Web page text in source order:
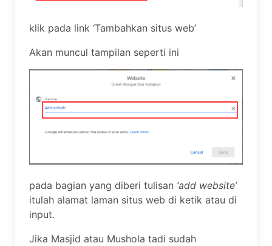
klik pada link ‘Tambahkan situs web’
Akan muncul tampilan seperti ini
pada bagian yang diberi tulisan ‘add website’
itulah alamat laman situs web di ketik atau di
input.
Jika Masjid atau Mushola tadi sudah